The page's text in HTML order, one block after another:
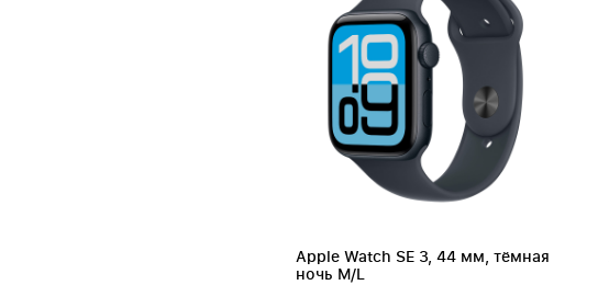
Apple Watch SE 3, 44 мм, тёмная
ночь M/L